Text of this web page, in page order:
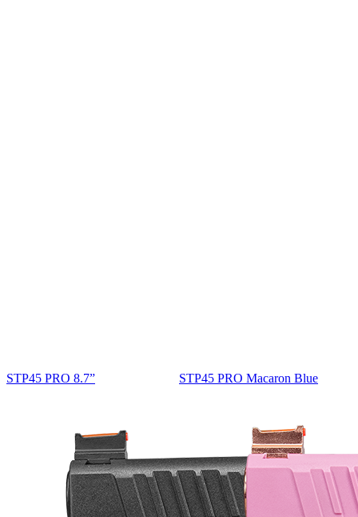
STP45 PRO 8.7” STP45 PRO Macaron Blue